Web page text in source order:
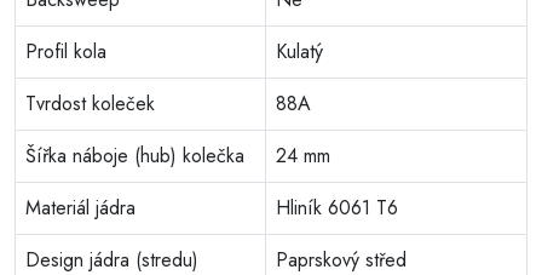
Profil kola
Kulatý
Tvrdost koleček
88A
Šířka náboje (hub) kolečka
24 mm
Materiál jádra
Hliník 6061 T6
Design jádra (stredu)
Paprskový střed